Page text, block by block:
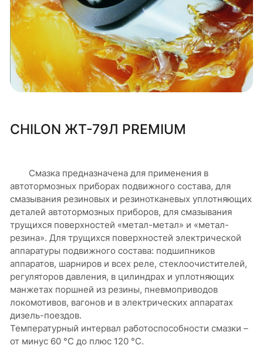
CHILON ЖТ-79Л PREMIUM
Смазка предназначена для применения в
автотормозных приборах подвижного состава, для
смазывания резиновых и резинотканевых уплотняющих
деталей автотормозных приборов, для смазывания
трущихся поверхностей «метал-метал» и «метал-
резина». Для трущихся поверхностей электрической
аппаратуры подвижного состава: подшипников
аппаратов, шарниров и всех реле, стеклоочистителей,
регуляторов давления, в цилиндрах и уплотняющих
манжетах поршней из резины, пневмоприводов
локомотивов, вагонов и в электрических аппаратах
дизель-поездов.
Температурный интервал работоспособности смазки –
от минус 60 °С до плюс 120 °С.